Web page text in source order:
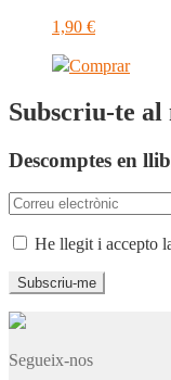
1,90 €
Comprar
Subscriu-te
Descomptes en
He llegit i accepto
Segueix-nos